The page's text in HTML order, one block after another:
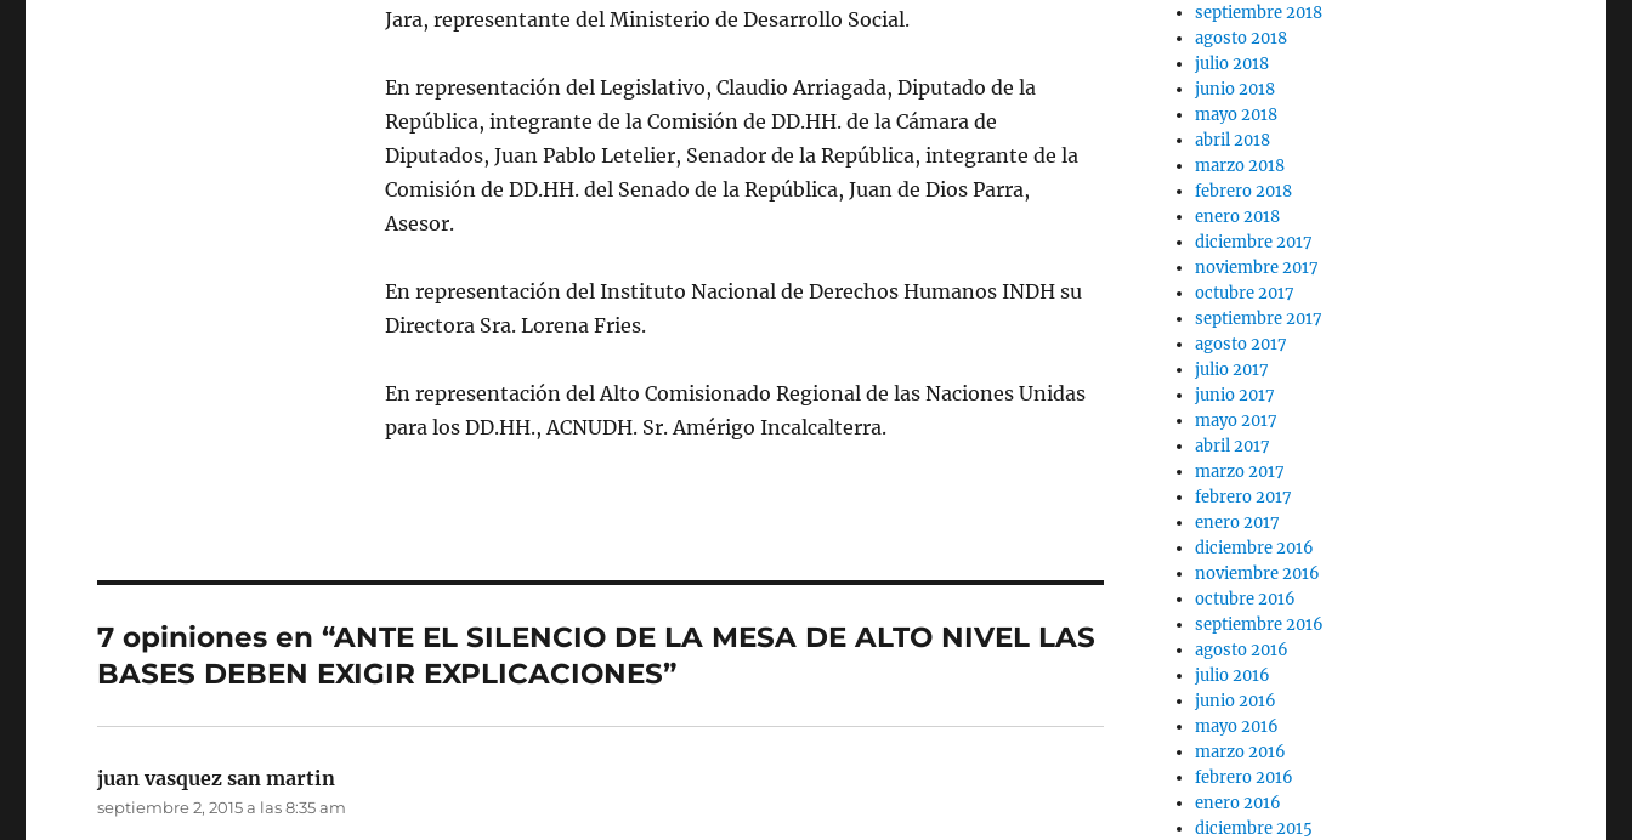
Jara, representante del Ministerio de Desarrollo Social.
En representación del Legislativo, Claudio Arriagada, Diputado de la
República, integrante de la Comisión de DD.HH. de la Cámara de
Diputados, Juan Pablo Letelier, Senador de la República, integrante de la
Comisión de DD.HH. del Senado de la República, Juan de Dios Parra,
Asesor.
En representación del Instituto Nacional de Derechos Humanos INDH su
Directora Sra. Lorena Fries.
En representación del Alto Comisionado Regional de las Naciones Unidas
para los DD.HH., ACNUDH. Sr. Amérigo Incalcalterra.
7 opiniones en “ANTE EL SILENCIO DE LA MESA DE ALTO NIVEL LAS
BASES DEBEN EXIGIR EXPLICACIONES”
juan vasquez san martin
septiembre 2, 2015 a las 8:35 am
septiembre 2018
agosto 2018
julio 2018
junio 2018
mayo 2018
abril 2018
marzo 2018
febrero 2018
enero 2018
diciembre 2017
noviembre 2017
octubre 2017
septiembre 2017
agosto 2017
julio 2017
junio 2017
mayo 2017
abril 2017
marzo 2017
febrero 2017
enero 2017
diciembre 2016
noviembre 2016
octubre 2016
septiembre 2016
agosto 2016
julio 2016
junio 2016
mayo 2016
marzo 2016
febrero 2016
enero 2016
diciembre 2015